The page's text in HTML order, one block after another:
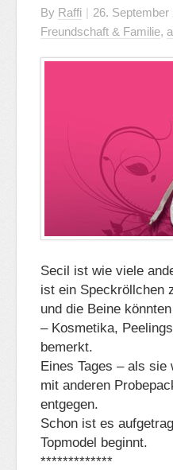
By Raffi | 26. September
Freundschaft & Familie,
Secil ist wie viele
ist ein Speckröllchen
und die Beine
– Kosmetika,
bemerkt.
Eines Tages – als
mit anderen
entgegen.
Schon ist es
Topmodel beginnt.
*************